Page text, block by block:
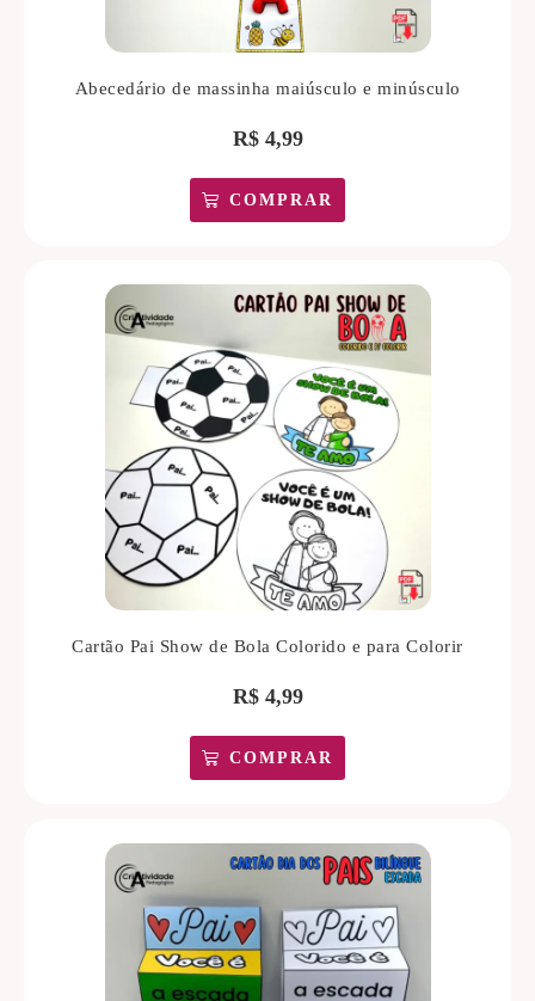
Abecedário de massinha maiúsculo e minúsculo
R$4,99
COMPRAR
Cartão Pai Show de Bola Colorido e para Colorir
R$4,99
COMPRAR